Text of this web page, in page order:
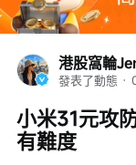
港股窩輪
發表了動態 ·
小米31元攻
有難度